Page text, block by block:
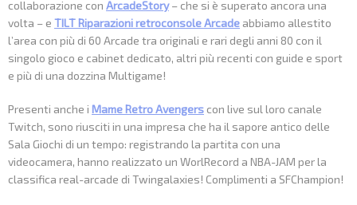
collaborazione con ArcadeStory– che si è superato ancora una
volta – e TILT Riparazioni retroconsole Arcade abbiamo allestito
l’area con più di 60 Arcade tra originali e rari degli anni 80 con il
singolo gioco e cabinet dedicato, altri più recenti con guide e sport
e più di una dozzina Multigame!
Presenti anche i Mame Retro Avengers con live sul loro canale
Twitch, sono riusciti in una impresa che ha il sapore antico delle
Sala Giochi di un tempo: registrando la partita con una
videocamera, hanno realizzato un WorlRecord a NBA-JAM per la
classifica real-arcade di Twingalaxies! Complimenti a SFChampion!